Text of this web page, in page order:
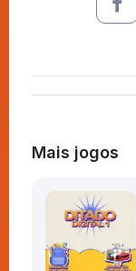
Mais jogos